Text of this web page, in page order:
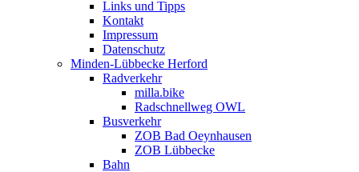
Links und Tipps
Kontakt
Impressum
Datenschutz
Minden-Lübbecke Herford
Radverkehr
milla.bike
Radschnellweg OWL
Busverkehr
ZOB Bad Oeynhausen
ZOB Lübbecke
Bahn